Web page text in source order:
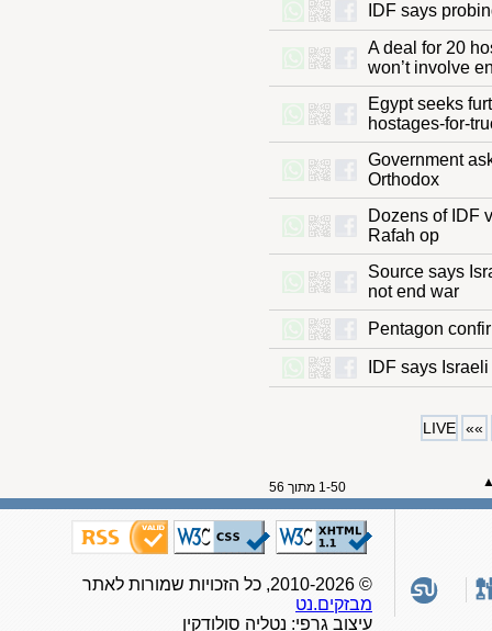
IDF says
A deal for
won’t
Egypt seeks
hostages-
Government
Orthodox
Dozens of
Rafah op
Source says
not end war
Pentagon
IDF says
LIVE
1-50 מתוך 56
מבזקים.נט
עיצוב גרפי: נטליה סולודקין